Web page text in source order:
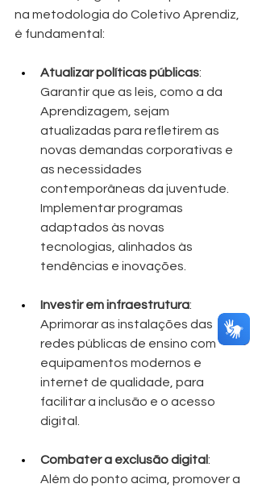
na metodologia do Coletivo Aprendiz,
é fundamental:
Atualizar políticas públicas:
Garantir que as leis, como a da
Aprendizagem, sejam
atualizadas para refletirem as
novas demandas corporativas e
as necessidades
contemporâneas da juventude.
Implementar programas
adaptados às novas
tecnologias, alinhados às
tendências e inovações.
Investir em infraestrutura:
Aprimorar as instalações das
redes públicas de ensino com
equipamentos modernos e
internet de qualidade, para
facilitar a inclusão e o acesso
digital.
Combater a exclusão digital:
Além do ponto acima, promover a